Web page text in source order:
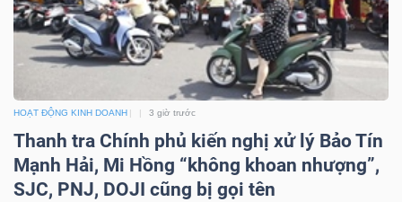
HOẠT ĐỘNG KINH DOANH 3 giờ trước
Thanh tra Chính phủ kiến nghị xử lý Bảo Tín
Mạnh Hải, Mi Hồng “không khoan nhượng”,
SJC, PNJ, DOJI cũng bị gọi tên
DỊCH
VỤ
THÔNG